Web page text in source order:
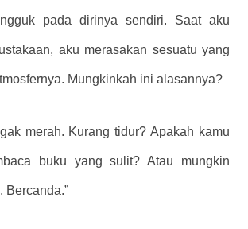
pada dirinya sendiri. Saat aku
aku merasakan sesuatu yang
Mungkinkah ini alasannya?
merah. Kurang tidur? Apakah kamu
buku yang sulit? Atau mungkin
Bercanda.”